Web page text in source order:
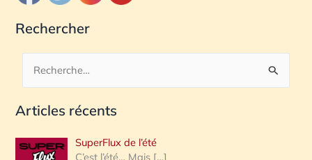
Rechercher
c
e
Articles récents
SuperFlux de l’été
C’est l’été… Mais […]